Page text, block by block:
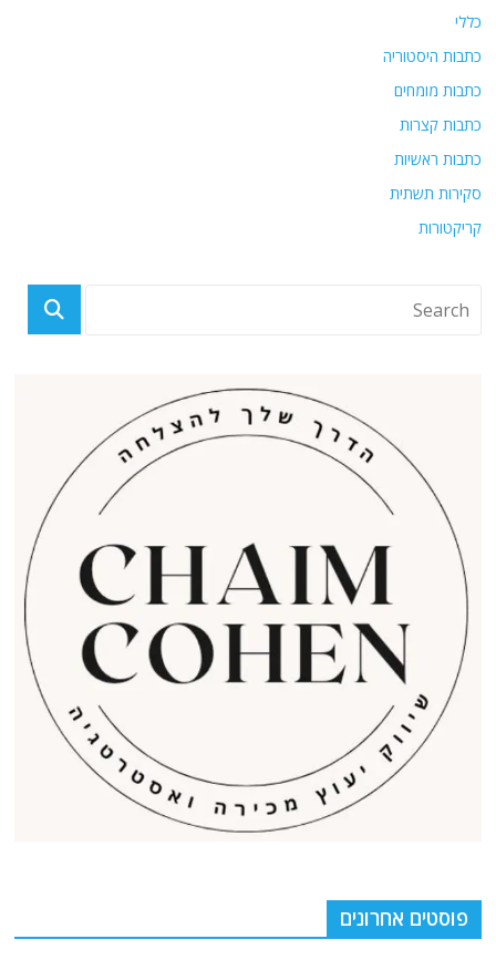
כללי
כתבות היסטוריה
כתבות מומחים
כתבות קצרות
כתבות ראשיות
סקירות תשתית
קריקטורות
פוסטים אחרונים